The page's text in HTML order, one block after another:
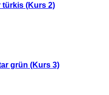
türkis (Kurs 2)